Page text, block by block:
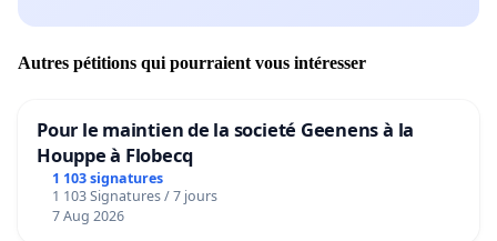
Autres pétitions qui pourraient vous intéresser
Pour le maintien de la societé Geenens à la
Houppe à Flobecq
1 103 signatures
1 103 Signatures / 7 jours
7 Aug 2026